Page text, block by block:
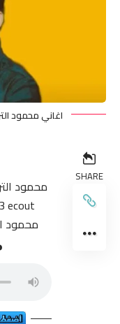
اغاني محمود
SHARE
محمود
|
محمود